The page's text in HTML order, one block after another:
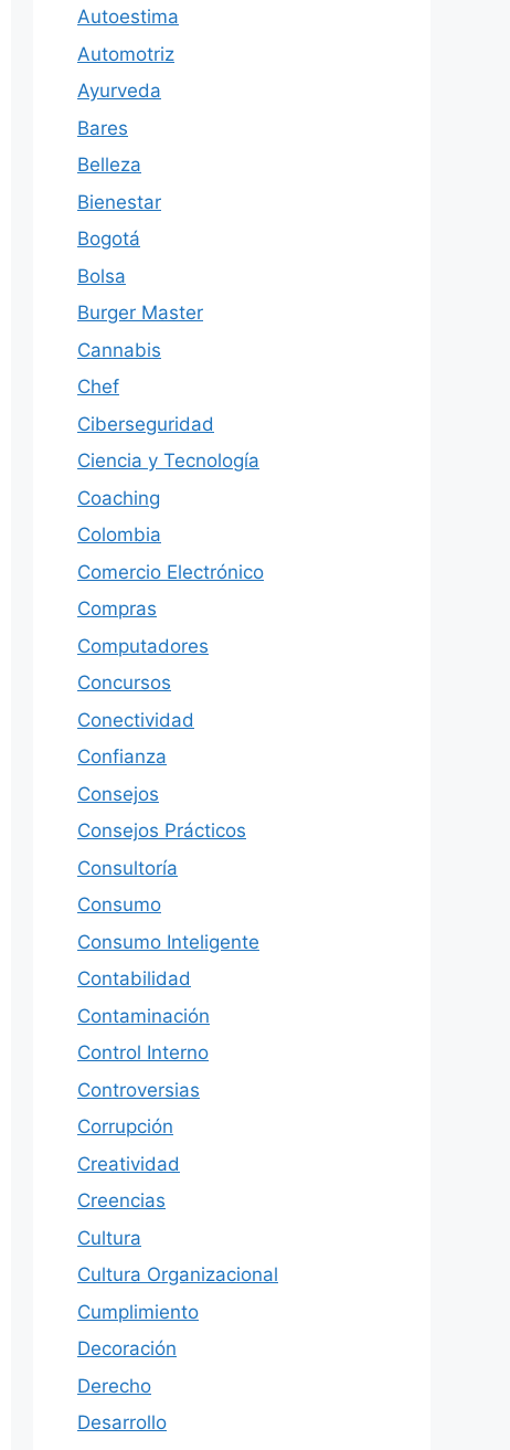
Autoestima
Automotriz
Ayurveda
Bares
Belleza
Bienestar
Bogotá
Bolsa
Burger Master
Cannabis
Chef
Ciberseguridad
Ciencia y Tecnología
Coaching
Colombia
Comercio Electrónico
Compras
Computadores
Concursos
Conectividad
Confianza
Consejos
Consejos Prácticos
Consultoría
Consumo
Consumo Inteligente
Contabilidad
Contaminación
Control Interno
Controversias
Corrupción
Creatividad
Creencias
Cultura
Cultura Organizacional
Cumplimiento
Decoración
Derecho
Desarrollo